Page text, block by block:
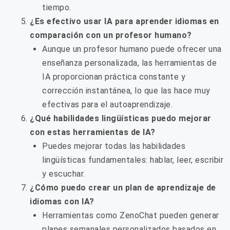
tiempo.
¿Es efectivo usar IA para aprender idiomas en
comparación con un profesor humano?
Aunque un profesor humano puede ofrecer una
enseñanza personalizada, las herramientas de
IA proporcionan práctica constante y
corrección instantánea, lo que las hace muy
efectivas para el autoaprendizaje.
¿Qué habilidades lingüísticas puedo mejorar
con estas herramientas de IA?
Puedes mejorar todas las habilidades
lingüísticas fundamentales: hablar, leer, escribir
y escuchar.
¿Cómo puedo crear un plan de aprendizaje de
idiomas con IA?
Herramientas como ZenoChat pueden generar